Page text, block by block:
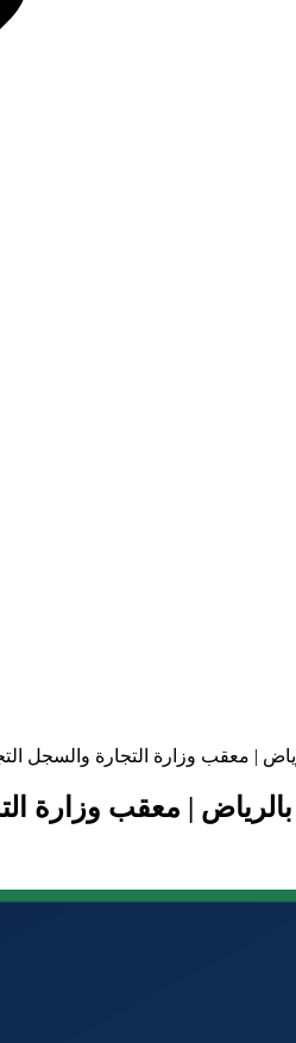
التجارة والسجل التجاري 2026 – مكتب الإنجاز
وزارة التجارة والسجل